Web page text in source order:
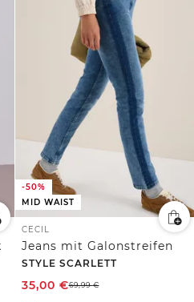
-50%
MID WAIST
CECIL
Jeans mit Galonstreifen
STYLE SCARLETT
35,00 €69,99€